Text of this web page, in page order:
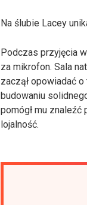
Na ślubie Lacey
Podczas przyjęcia
za mikrofon. Sala
zaczął opowiadać
budowaniu
pomógł mu znaleźć
lojalność.